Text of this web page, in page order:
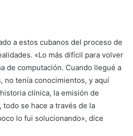
a estos cubanos del proceso de
«Lo más difícil para volver
de computación. Cuando llegué a
no tenía conocimientos, y aquí
clínica, la emisión de
se hace a través de la
lo fui solucionando», dice